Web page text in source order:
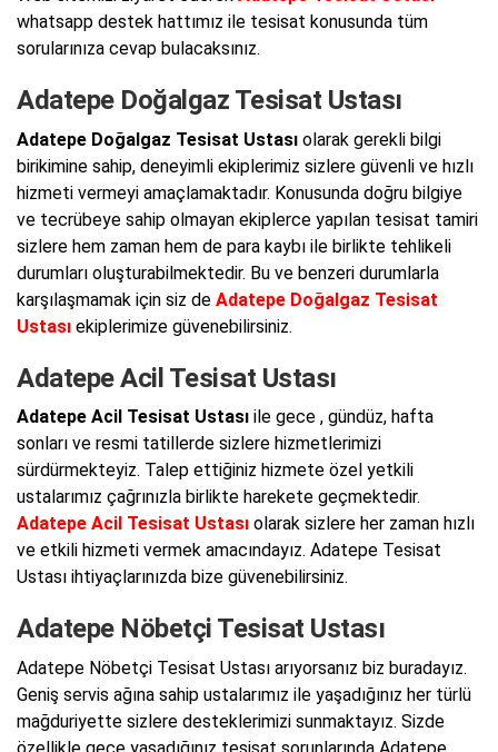
whatsapp destek hattımız ile tesisat konusunda tüm
sorularınıza cevap bulacaksınız.
Adatepe Doğalgaz Tesisat Ustası
Adatepe Doğalgaz Tesisat Ustası olarak gerekli bilgi
birikimine sahip, deneyimli ekiplerimiz sizlere güvenli ve hızlı
hizmeti vermeyi amaçlamaktadır. Konusunda doğru bilgiye
ve tecrübeye sahip olmayan ekiplerce yapılan tesisat tamiri
sizlere hem zaman hem de para kaybı ile birlikte tehlikeli
durumları oluşturabilmektedir. Bu ve benzeri durumlarla
karşılaşmamak için siz de Adatepe Doğalgaz Tesisat
Ustası ekiplerimize güvenebilirsiniz.
Adatepe Acil Tesisat Ustası
Adatepe Acil Tesisat Ustası ile gece , gündüz, hafta
sonları ve resmi tatillerde sizlere hizmetlerimizi
sürdürmekteyiz. Talep ettiğiniz hizmete özel yetkili
ustalarımız çağrınızla birlikte harekete geçmektedir.
Adatepe Acil Tesisat Ustası olarak sizlere her zaman hızlı
ve etkili hizmeti vermek amacındayız. Adatepe Tesisat
Ustası ihtiyaçlarınızda bize güvenebilirsiniz.
Adatepe Nöbetçi Tesisat Ustası
Adatepe Nöbetçi Tesisat Ustası arıyorsanız biz buradayız.
Geniş servis ağına sahip ustalarımız ile yaşadığınız her türlü
mağduriyette sizlere desteklerimizi sunmaktayız. Sizde
özellikle gece yaşadığınız tesisat sorunlarında Adatepe